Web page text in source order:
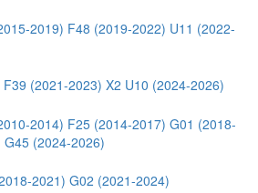
2019) F48 (2019-2022) U11 (2022-
F39 (2021-2023) X2 U10 (2024-2026)
2014) F25 (2014-2017) G01 (2018-
G45 (2024-2026)
2021) G02 (2021-2024)